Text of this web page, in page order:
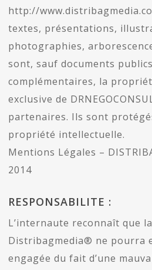
http://
textes, présentations,
photographies,
sont, sauf documents
complémentaires, la
exclusive de
partenaires. Ils sont
propriété intellectuelle.
Mentions Légales –
2014
RESPONSABILITE :
L’internaute reconnaît que
Distribagmedia® ne pourra
engagée du fait d’une